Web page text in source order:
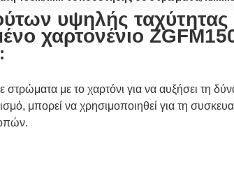
υψηλής ταχύτητας
χαρτονένιο
με το χαρτόνι για να αυξήσει τη
μπορεί να χρησιμοποιηθεί για τη